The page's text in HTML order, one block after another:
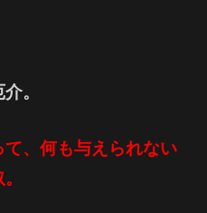
。
て、何も与えられない